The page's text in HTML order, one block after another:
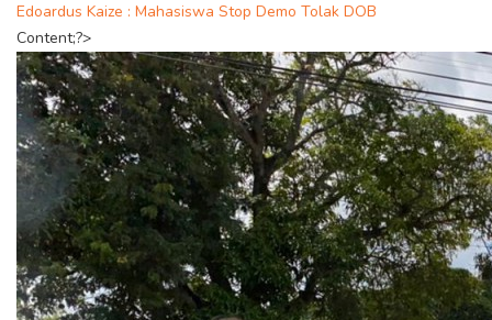
Edoardus Kaize : Mahasiswa Stop Demo Tolak DOB
Content;?>